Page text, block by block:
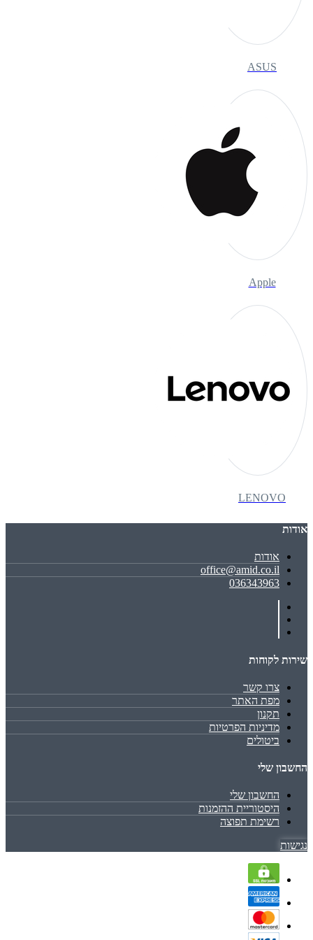
ASUS
Apple
LENOVO
אודות
אודות
office@amid.co.il
036343963
שירות לקוחות
צרו קשר
מפת האתר
תקנון
מדיניות הפרטיות
ביטולים
החשבון שלי
החשבון שלי
היסטוריית ההזמנות
רשימת תפוצה
נגישות